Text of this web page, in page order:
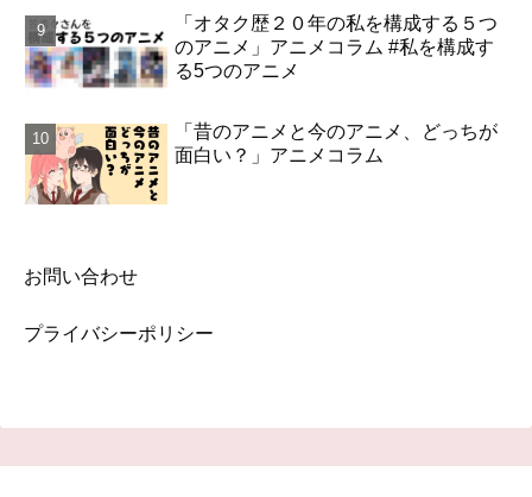
「オタク歴２０年の私を構成する５つ
のアニメ」アニメコラム #私を構成す
る5つのアニメ
「昔のアニメと今のアニメ、どっちが
面白い？」アニメコラム
お問い合わせ
プライバシーポリシー